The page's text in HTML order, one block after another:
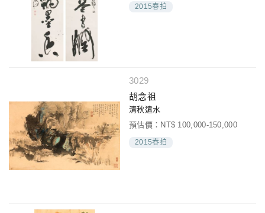
2015春拍
3029
胡念祖
清秋遠水
預估價：NT$ 100,000-150,000
2015春拍